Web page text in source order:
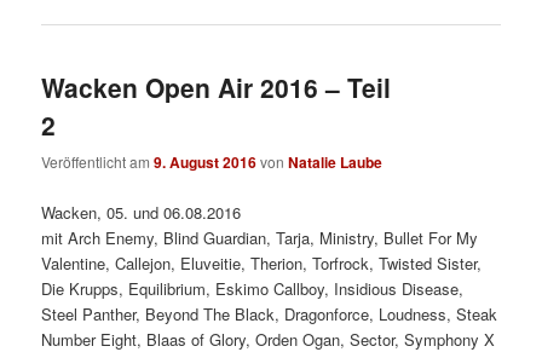
Wacken Open Air 2016 – Teil
2
Veröffentlicht am9. August 2016vonNatalie Laube
Wacken, 05. und 06.08.2016
mit Arch Enemy, Blind Guardian, Tarja, Ministry, Bullet For My
Valentine, Callejon, Eluveitie, Therion, Torfrock, Twisted Sister,
Die Krupps, Equilibrium, Eskimo Callboy, Insidious Disease,
Steel Panther, Beyond The Black, Dragonforce, Loudness, Steak
Number Eight, Blaas of Glory, Orden Ogan, Sector, Symphony X